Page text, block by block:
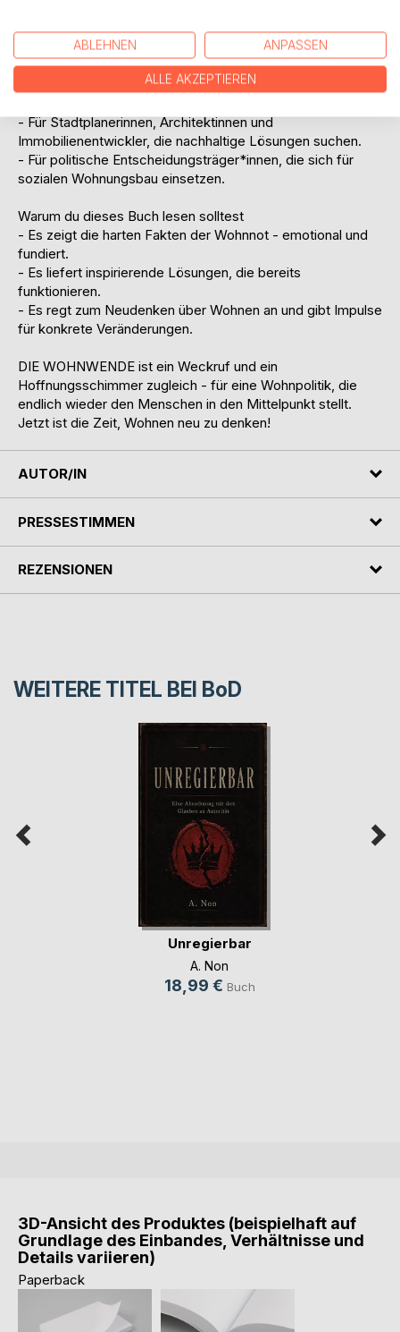
Für wen ist dieses Buch?
- Für Mieter*innen, die verstehen wollen, warum Wohnen
immer teurer wird.
- Für alle, die sich für die Zukunft des Wohnens
- Für Stadtplanerinnen, Architektinnen und
Immobilienentwickler, die nachhaltige Lösungen suchen.
- Für politische Entscheidungsträger*innen, die sich für
sozialen Wohnungsbau einsetzen.
Warum du dieses Buch lesen solltest
- Es zeigt die harten Fakten der Wohnnot - emotional und
fundiert.
- Es liefert inspirierende Lösungen, die bereits
funktionieren.
- Es regt zum Neudenken über Wohnen an und gibt Impulse
für konkrete Veränderungen.
DIE WOHNWENDE ist ein Weckruf und ein
Hoffnungsschimmer zugleich - für eine Wohnpolitik, die
endlich wieder den Menschen in den Mittelpunkt stellt.
Jetzt ist die Zeit, Wohnen neu zu denken!
AUTOR/IN
PRESSESTIMMEN
REZENSIONEN
WEITERE TITEL BEI BoD
Unregierbar
A. Non
18,99 € Buch
3D-Ansicht des Produktes (beispielhaft auf
Grundlage des Einbandes, Verhältnisse und
Details variieren)
Paperback
ABLEHNEN ANPASSEN
ALLE AKZEPTIEREN